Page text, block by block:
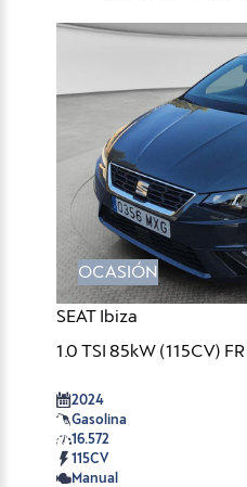
OCASIÓN
SEAT Ibiza
1.0 TSI 85kW (115CV) FR
2024
Gasolina
16.572
115CV
Manual